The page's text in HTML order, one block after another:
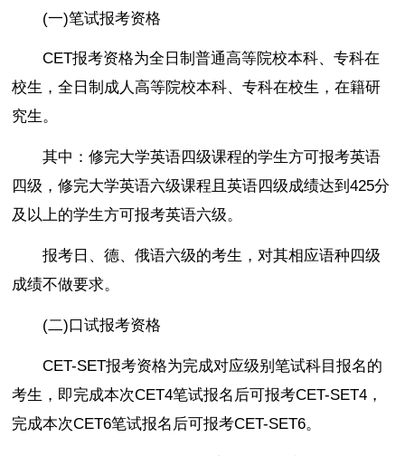
(一)笔试报考资格
CET报考资格为全日制普通高等院校本科、专科在
校生，全日制成人高等院校本科、专科在校生，在籍研
究生。
其中：修完大学英语四级课程的学生方可报考英语
四级，修完大学英语六级课程且英语四级成绩达到425分
及以上的学生方可报考英语六级。
报考日、德、俄语六级的考生，对其相应语种四级
成绩不做要求。
(二)口试报考资格
CET-SET报考资格为完成对应级别笔试科目报名的
考生，即完成本次CET4笔试报名后可报考CET-SET4，
完成本次CET6笔试报名后可报考CET-SET6。